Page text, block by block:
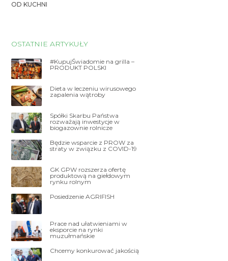
OD KUCHNI
OSTATNIE ARTYKUŁY
#KupujŚwiadomie na grilla –
PRODUKT POLSKI
Dieta w leczeniu wirusowego
zapalenia wątroby
Spółki Skarbu Państwa
rozważają inwestycje w
biogazownie rolnicze
Będzie wsparcie z PROW za
straty w związku z COVID-19
GK GPW rozszerza ofertę
produktową na giełdowym
rynku rolnym
Posiedzenie AGRIFISH
Prace nad ułatwieniami w
eksporcie na rynki
muzułmańskie
Chcemy konkurować jakością